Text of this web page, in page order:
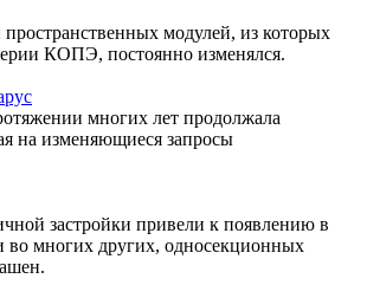
модулей, из которых
КОПЭ, постоянно изменялся.
многих лет продолжала
на изменяющиеся запросы
застройки привели к появлению в
многих других, односекционных